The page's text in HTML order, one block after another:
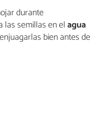
durante
las semillas en elagua
bien antes de